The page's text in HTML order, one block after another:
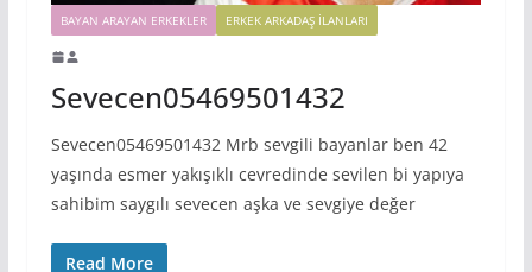
BAYAN ARAYAN ERKEKLER ERKEK ARKADAŞ ILANLARI
Sevecen05469501432
Sevecen05469501432 Mrb sevgili bayanlar ben 42
yaşında esmer yakışıklı cevredinde sevilen bi yapıya
sahibim saygılı sevecen aşka ve sevgiye değer
Read More